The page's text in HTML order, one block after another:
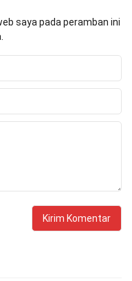
saya pada peramban ini